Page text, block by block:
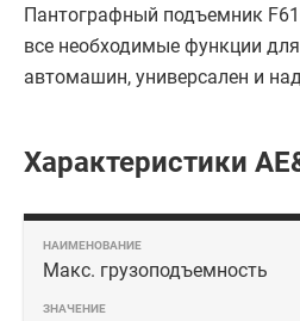
Пантографный подъемник
все необходимые функции
автомашин, универсален и
Характеристики
Макс. грузоподъемность